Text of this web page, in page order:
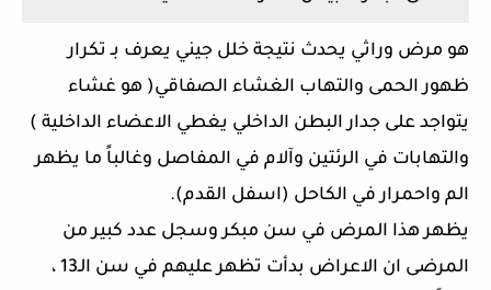
هو مرض وراثي يحدث نتيجة خلل جيني يعرف بـ تكرار
ظهور الحمى والتهاب الغشاء الصفاقي( هو غشاء
يتواجد على جدار البطن الداخلي يغطي الاعضاء الداخلية )
والتهابات في الرئتين وآلام في المفاصل وغالباً ما يظهر
الم واحمرار في الكاحل (اسفل القدم).
يظهر هذا المرض في سن مبكر وسجل عدد كبير من
المرضى ان الاعراض بدأت تظهر عليهم في سن الـ13 ،